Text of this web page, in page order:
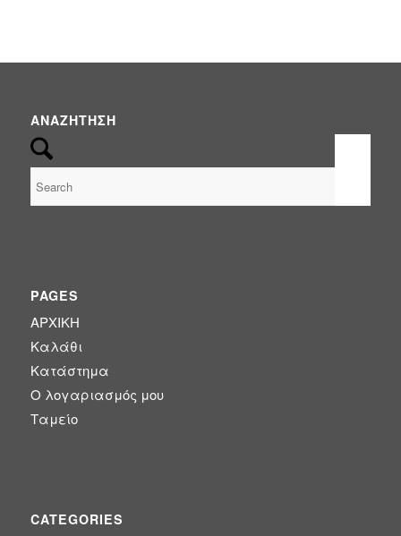
ΑΝΑΖΉΤΗΣΗ
PAGES
ΑΡΧΙΚΗ
Καλάθι
Κατάστημα
Ο λογαριασμός μου
Ταμείο
CATEGORIES